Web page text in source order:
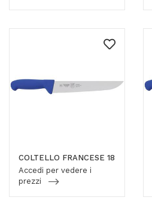
COLTELLO FRANCESE 18
Accedi per vedere i
prezzi